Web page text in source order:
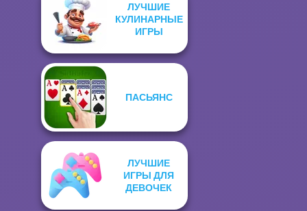
ЛУЧШИЕ
КУЛИНАРНЫЕ
ИГРЫ
ПАСЬЯНС
ЛУЧШИЕ
ИГРЫ ДЛЯ
ДЕВОЧЕК